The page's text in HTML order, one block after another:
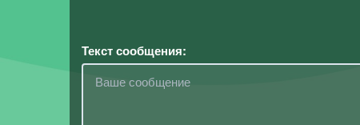
Текст сообщения: